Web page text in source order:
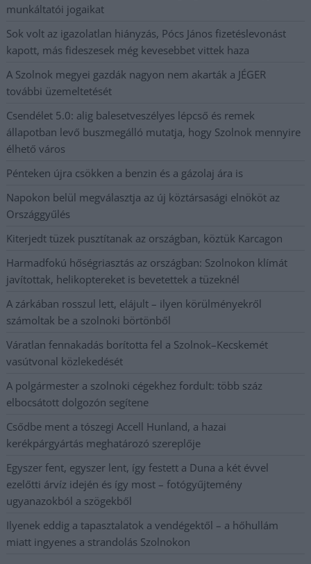
munkáltatói jogaikat
Sok volt az igazolatlan hiányzás, Pócs János fizetéslevonást
kapott, más fideszesek még kevesebbet vittek haza
A Szolnok megyei gazdák nagyon nem akarták a JÉGER
további üzemeltetését
Csendélet 5.0: alig balesetveszélyes lépcső és remek
állapotban levő buszmegálló mutatja, hogy Szolnok mennyire
élhető város
Pénteken újra csökken a benzin és a gázolaj ára is
Napokon belül megválasztja az új köztársasági elnököt az
Országgyűlés
Kiterjedt tüzek pusztítanak az országban, köztük Karcagon
Harmadfokú hőségriasztás az országban: Szolnokon klímát
javítottak, helikoptereket is bevetettek a tüzeknél
A zárkában rosszul lett, elájult – ilyen körülményekről
számoltak be a szolnoki börtönből
Váratlan fennakadás borította fel a Szolnok–Kecskemét
vasútvonal közlekedését
A polgármester a szolnoki cégekhez fordult: több száz
elbocsátott dolgozón segítene
Csődbe ment a tószegi Accell Hunland, a hazai
kerékpárgyártás meghatározó szereplője
Egyszer fent, egyszer lent, így festett a Duna a két évvel
ezelőtti árvíz idején és így most – fotógyűjtemény
ugyanazokból a szögekből
Ilyenek eddig a tapasztalatok a vendégektől – a hőhullám
miatt ingyenes a strandolás Szolnokon